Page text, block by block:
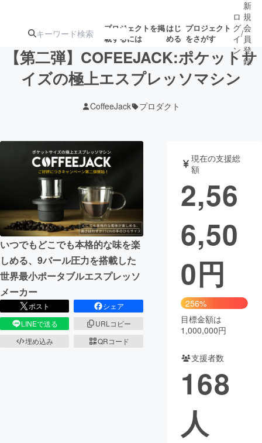
プロジェクトを掲
載するには
はじ
める
プロジェクト
をさがす
ジェクト
募集終了が近いプ
ロジェクト
アート・写真 音楽
テクノロジー・ガジェット ゲーム・サ
映像・映画
ビジネス・起業
まちづくり・地域活性化
CAMPFIRE for Social Good
CAMPFIRE Creation
CAMPFIREふるさと納税
コミュニティ
ロ
グ
イ
ン
/
新
規
会
員
登
録
【第二弾】COFEEJACK:ポケットサ
イズの極上エスプレッソマシン
CoffeeJack プロダクト
いつでもどこでも本格的な味を楽
しめる、9バール圧力を搭載した
世界最小ポータブルエスプレッソ
メーカー
ポスト
シェア
LINEで送る
URLコピー
埋め込み
QRコード
現在の支援総
額
2,56
6,50
0円
256%
目標金額は
1,000,000円
支援者数
168
人